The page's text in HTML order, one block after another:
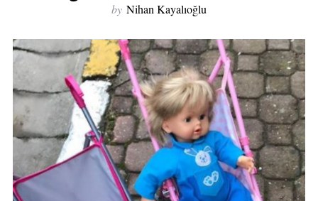
by Nihan Kayalıoğlu